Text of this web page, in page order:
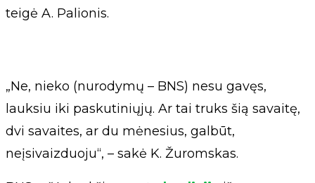
teigė A. Palionis.
„Ne, nieko (nurodymų – BNS) nesu gavęs,
lauksiu iki paskutiniųjų. Ar tai truks šią savaitę,
dvi savaites, ar du mėnesius, galbūt,
neįsivaizduoju“, – sakė K. Žuromskas.